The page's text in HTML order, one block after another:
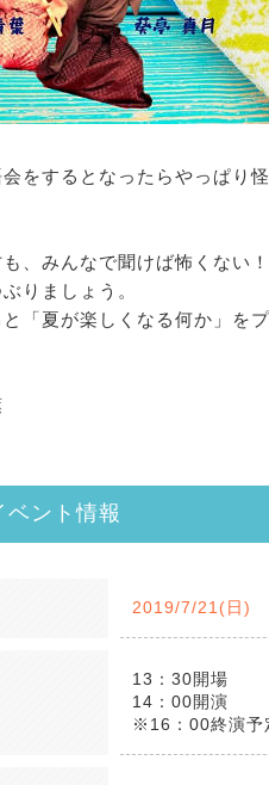
会をするとなったらやっぱ
、みんなで聞けば怖くない！
りましょう。
「夏が楽しくなる何か」をプ
ベント情報
2019/7/21(日)
13：30開場
14：00開演
※16：00終演予